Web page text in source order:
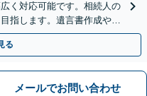
く対応可能です。相続人の
指します。遺言書作成や成
任せください。
る
メールでお問い合わせ